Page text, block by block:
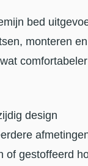
bed
monteren
design
of gestoffeerd